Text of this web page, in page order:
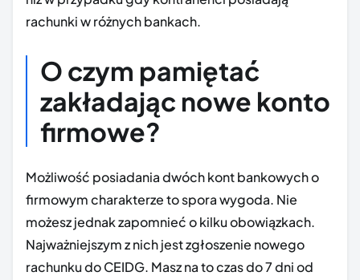
rachunki w różnych bankach.
O czym pamiętać
zakładając nowe konto
firmowe?
Możliwość posiadania dwóch kont bankowych o
firmowym charakterze to spora wygoda. Nie
możesz jednak zapomnieć o kilku obowiązkach.
Najważniejszym z nich jest zgłoszenie nowego
rachunku do CEIDG. Masz na to czas do 7 dni od